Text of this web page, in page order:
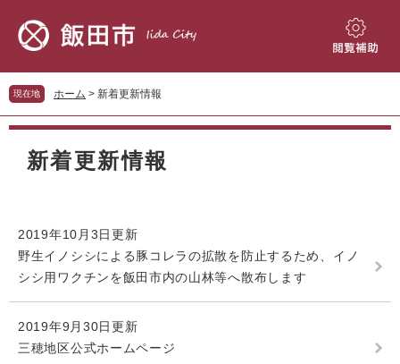
先
頭
を
飛
閲
現在地 ホーム > 新着更新情報
本
新着更新情報
2019年10月3日更新
野生イノシシによる豚コレラの拡散を防止するため、イノ
シシ用ワクチンを飯田市内の山林等へ散布します
2019年9月30日更新
三穂地区公式ホームページ